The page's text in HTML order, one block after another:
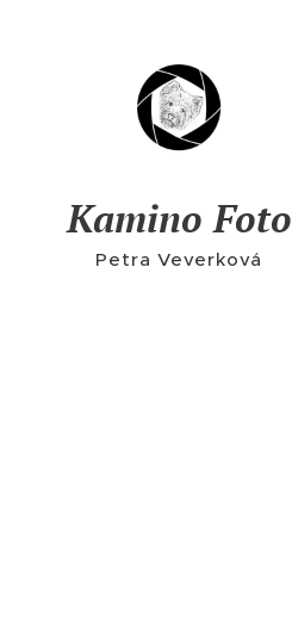
Kamino Foto
Petra Veverková